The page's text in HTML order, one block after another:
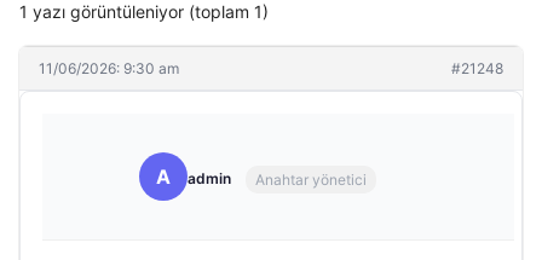
1 yazı görüntüleniyor (toplam 1)
11/06/2026: 9:30 am #21248
A admin Anahtar yönetici